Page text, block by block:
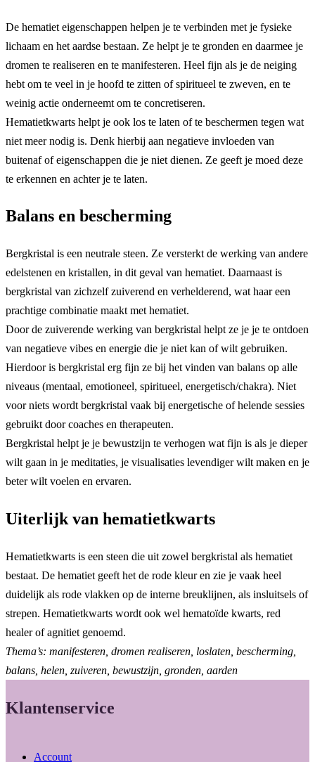
De hematiet eigenschappen helpen je te verbinden met je fysieke
lichaam en het aardse bestaan. Ze helpt je te gronden en daarmee je
dromen te realiseren en te manifesteren. Heel fijn als je de neiging
hebt om te veel in je hoofd te zitten of spiritueel te zweven, en te
weinig actie onderneemt om te concretiseren.
Hematietkwarts helpt je ook los te laten of te beschermen tegen wat
niet meer nodig is. Denk hierbij aan negatieve invloeden van
buitenaf of eigenschappen die je niet dienen. Ze geeft je moed deze
te erkennen en achter je te laten.
Balans en bescherming
Bergkristal is een neutrale steen. Ze versterkt de werking van andere
edelstenen en kristallen, in dit geval van hematiet. Daarnaast is
bergkristal van zichzelf zuiverend en verhelderend, wat haar een
prachtige combinatie maakt met hematiet.
Door de zuiverende werking van bergkristal helpt ze je je te ontdoen
van negatieve vibes en energie die je niet kan of wilt gebruiken.
Hierdoor is bergkristal erg fijn ze bij het vinden van balans op alle
niveaus (mentaal, emotioneel, spiritueel, energetisch/chakra). Niet
voor niets wordt bergkristal vaak bij energetische of helende sessies
gebruikt door coaches en therapeuten.
Bergkristal helpt je je bewustzijn te verhogen wat fijn is als je dieper
wilt gaan in je meditaties, je visualisaties levendiger wilt maken en je
beter wilt voelen en ervaren.
Uiterlijk van hematietkwarts
Hematietkwarts is een steen die uit zowel bergkristal als hematiet
bestaat. De hematiet geeft het de rode kleur en zie je vaak heel
duidelijk als rode vlakken op de interne breuklijnen, als insluitsels of
strepen. Hematietkwarts wordt ook wel hematoïde kwarts, red
healer of agnitiet genoemd.
Thema’s: manifesteren, dromen realiseren, loslaten, bescherming,
balans, helen, zuiveren, bewustzijn, gronden, aarden
Klantenservice
Account